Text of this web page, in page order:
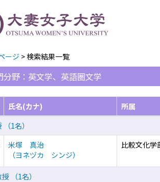
ージ > 検索結果一覧
分野：英文学、英語圏文学
氏名(カナ) 所属
（1名）
米塚 真治
（ヨネヅカ シンジ）
比較文化学
（1名）